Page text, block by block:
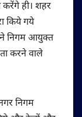
करेंगे ही। शहर
किये गये
निगम आयुक्त
करने वाले
निगम